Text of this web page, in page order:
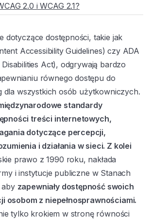
2.0 i WCAG 2.1?
dotyczące dostępności, takie jak
Accessibility Guidelines) czy ADA
Act), odgrywają bardzo
równego dostępu do
dla wszystkich osób użytkowniczych.
standardy
treści internetowych,
dotyczące percepcji,
i działania w sieci. Z kolei
prawo z 1990 roku, nakłada
i instytucje publiczne w Stanach
zapewniały dostępność swoich
osobom z niepełnosprawnościami.
tylko krokiem w stronę równości